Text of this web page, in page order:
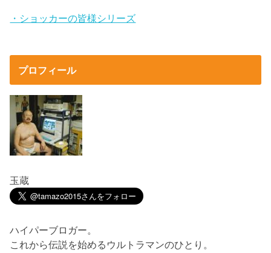
・ショッカーの皆様シリーズ
プロフィール
玉蔵
ハイパーブロガー。
これから伝説を始めるウルトラマンのひとり。